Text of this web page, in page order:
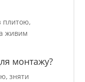
плитою,
живим
монтажу?
зняти